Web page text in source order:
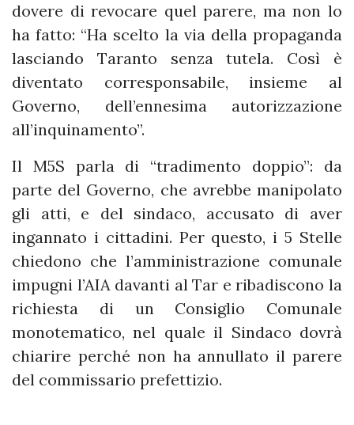
dovere di revocare quel parere, ma non lo
ha fatto: “Ha scelto la via della propaganda
lasciando Taranto senza tutela. Così è
diventato corresponsabile, insieme al
Governo, dell’ennesima autorizzazione
all’inquinamento”.
Il M5S parla di “tradimento doppio”: da
parte del Governo, che avrebbe manipolato
gli atti, e del sindaco, accusato di aver
ingannato i cittadini. Per questo, i 5 Stelle
chiedono che l’amministrazione comunale
impugni l’AIA davanti al Tar e ribadiscono la
richiesta di un Consiglio Comunale
monotematico, nel quale il Sindaco dovrà
chiarire perché non ha annullato il parere
del commissario prefettizio.